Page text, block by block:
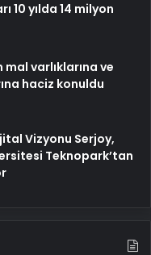
10 yılda 14 milyon
mal varlıklarına ve
haciz konuldu
Vizyonu Serjoy,
Teknopark’tan